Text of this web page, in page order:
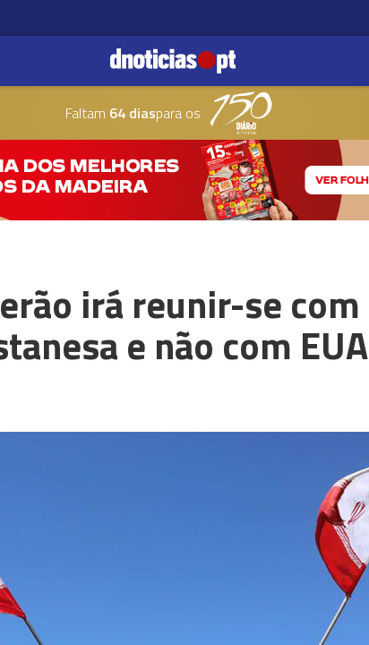
Faltam 64 diaspara os
irá reunir-se com
e não com EUA